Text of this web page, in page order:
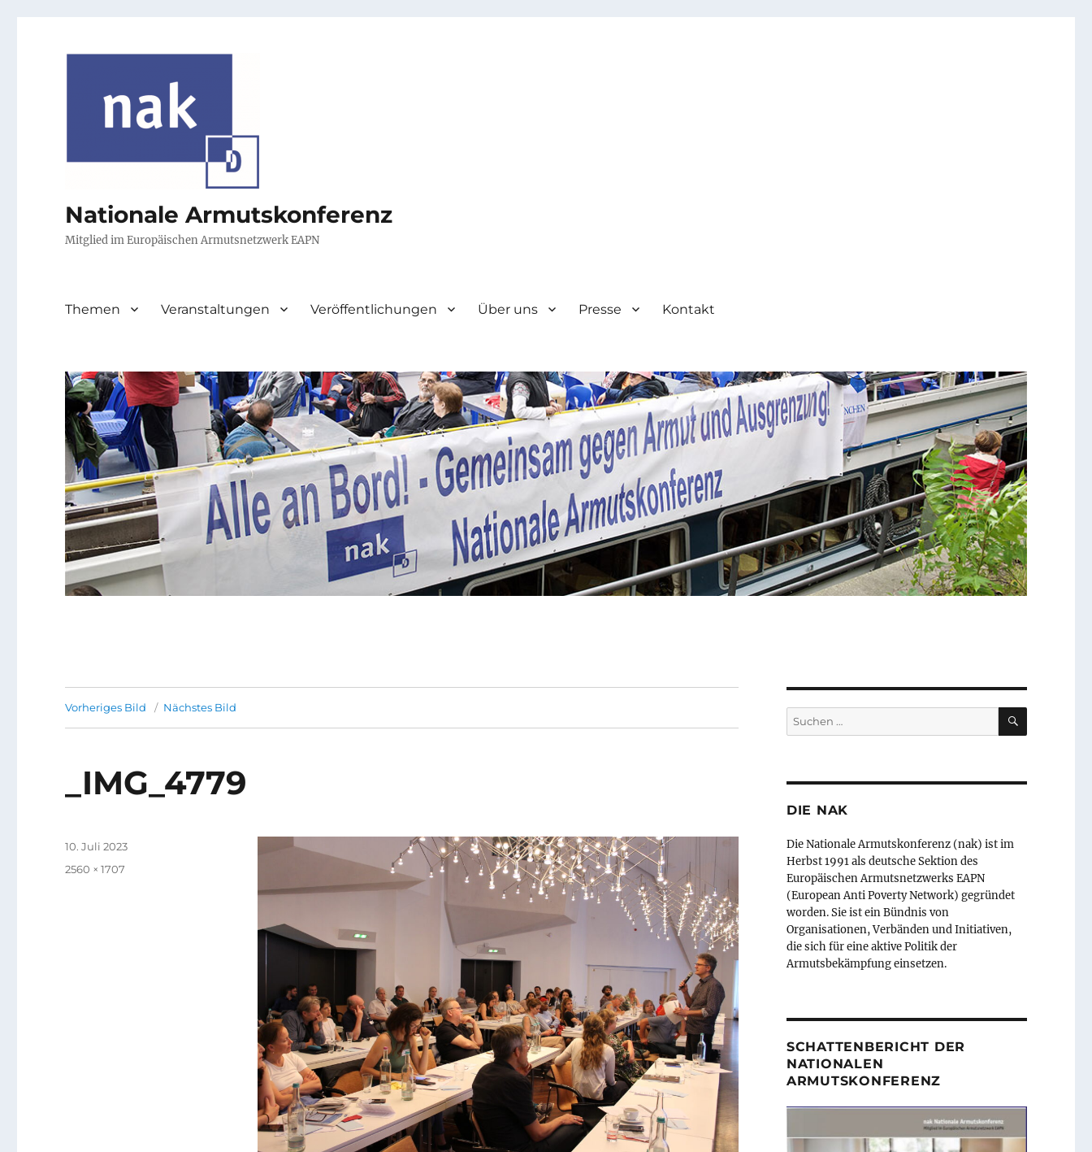
Nationale Armutskonferenz
Mitglied im Europäischen Armutsnetzwerk EAPN
Themen Veranstaltungen Veröffentlichungen Über uns Presse Kontakt
Vorheriges Bild Nächstes Bild
_IMG_4779
Veröffentlicht
10. Juli 2023
Originalgröße
2560 × 1707
Suchen
nach:
SUCHEN
DIE NAK
Die Nationale Armutskonferenz (nak) ist im
Herbst 1991 als deutsche Sektion des
Europäischen Armutsnetzwerks EAPN
(European Anti Poverty Network) gegründet
worden. Sie ist ein Bündnis von
Organisationen, Verbänden und Initiativen,
die sich für eine aktive Politik der
Armutsbekämpfung einsetzen.
SCHATTENBERICHT DER
NATIONALEN
ARMUTSKONFERENZ